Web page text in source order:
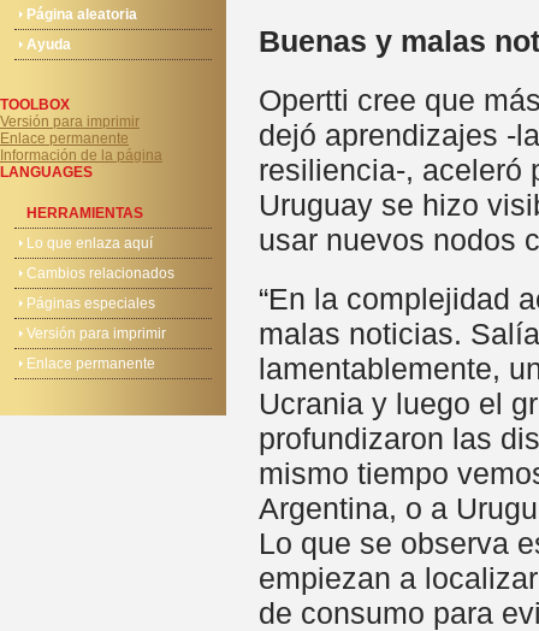
Página aleatoria
Ayuda
TOOLBOX
Versión para imprimir
Enlace permanente
Información de la página
LANGUAGES
HERRAMIENTAS
Lo que enlaza aquí
Cambios relacionados
Páginas especiales
Versión para imprimir
Enlace permanente
Buenas y malas
Opertti cree que
dejó aprendizajes -
resiliencia-, aceleró
Uruguay se hizo
usar nuevos nodos
“En la complejidad
malas noticias.
lamentablemente,
Ucrania y luego el
profundizaron las
mismo tiempo
Argentina, o a
Lo que se observa
empiezan a
de consumo para